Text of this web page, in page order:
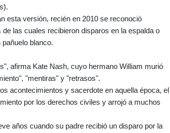
esta versión, recién en 2010 se reconoció
las cuales recibieron disparos en la espalda o
blanco.
afirma Kate Nash, cuyo hermano William murió
"mentiras" y "retrasos".
acontecimientos y sacerdote en aquella época, el
por los derechos civiles y arrojó a muchos
años cuando su padre recibió un disparo por la